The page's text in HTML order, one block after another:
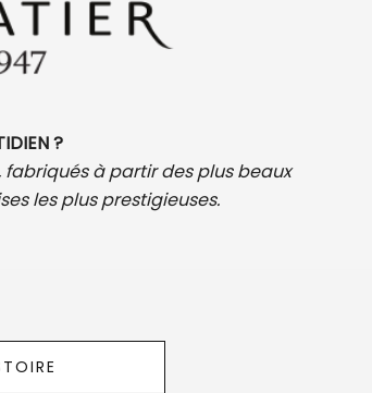
?
à partir des plus beaux
les plus prestigieuses.